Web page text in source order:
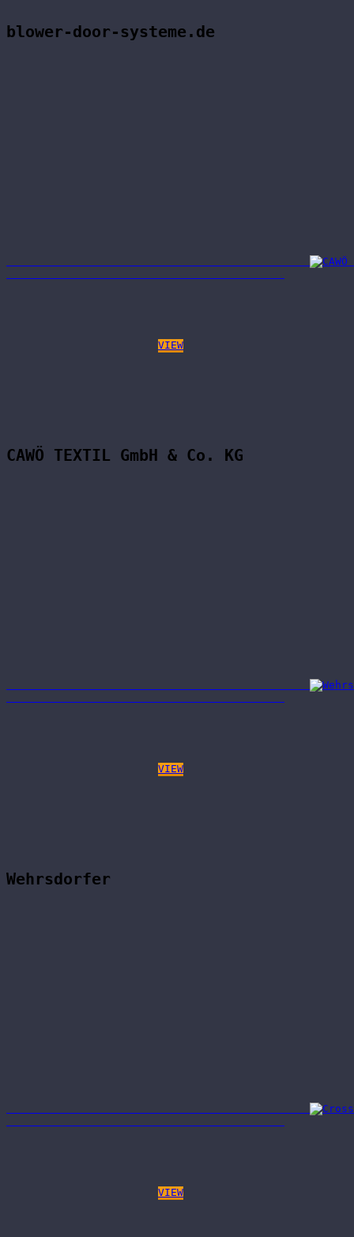
blower-door-systeme.de
VIEW
CAWÖ TEXTIL GmbH & Co. KG
VIEW
Wehrsdorfer
VIEW